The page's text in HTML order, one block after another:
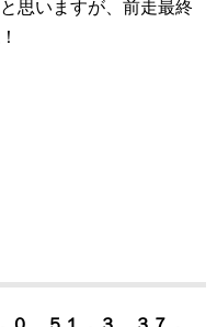
思いますが、前走最終